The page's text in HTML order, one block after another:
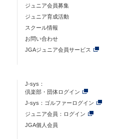
ジュニア会員募集
ジュニア育成活動
スクール情報
お問い合わせ
JGAジュニア会員サービス
J-sys：
倶楽部・団体ログイン
J-sys：ゴルファーログイン
ジュニア会員：ログイン
JGA個人会員